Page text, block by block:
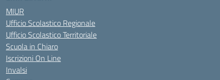
MIUR
Ufficio Scolastico Regionale
Ufficio Scolastico Territoriale
Scuola in Chiaro
Iscrizioni On Line
Invalsi